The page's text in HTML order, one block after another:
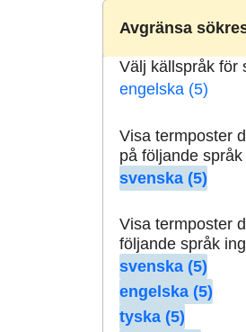
Avgränsa
Välj källspråk för
engelska (5)
Visa termposter
på följande
svenska (5)
Visa termposter
följande språk
svenska (5)
engelska (5)
tyska (5)